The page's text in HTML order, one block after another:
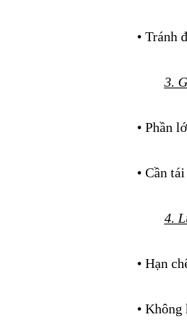
• Tránh
3.
• Phần
• Cần
4.
• Hạn
•